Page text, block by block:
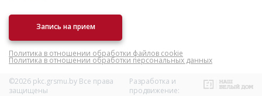
Запись на прием
Политика в отношении обработки файлов cookie
Политика в отношении обработки персональных данных
©2026 pkc.grsmu.by Все права
защищены
Разработка и
продвижение: